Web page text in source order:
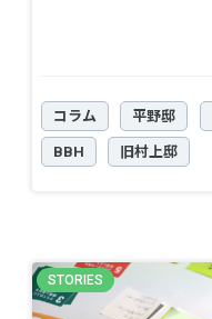
コラム 平野邸
BBH 旧村上邸